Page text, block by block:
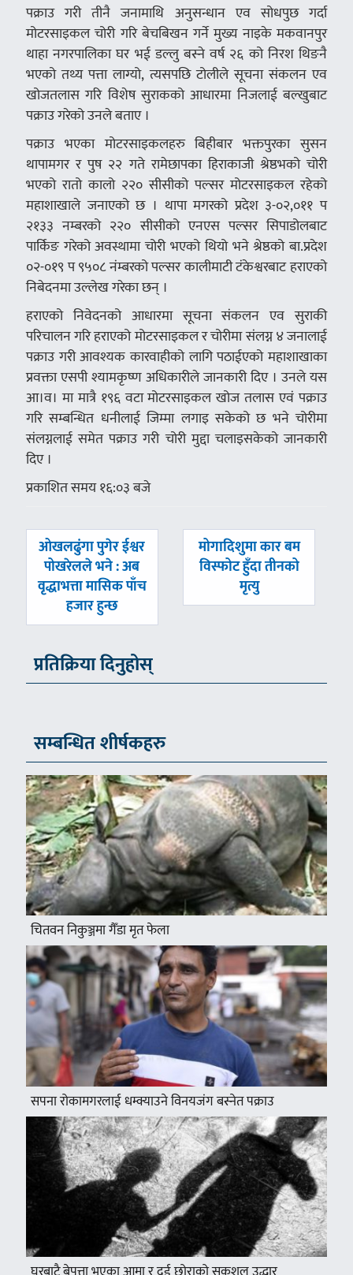
पक्राउ गरी तीनै जनामाथि अनुसन्धान एव सोधपुछ गर्दा
मोटरसाइकल चोरी गरि बेचबिखन गर्ने मुख्य नाइके मकवानपुर
थाहा नगरपालिका घर भई डल्लु बस्ने वर्ष २६ को निरश थिङनै
भएको तथ्य पत्ता लाग्यो, त्यसपछि टोलीले सूचना संकलन एव
खोजतलास गरि विशेष सुराकको आधारमा निजलाई बल्खुबाट
पक्राउ गरेको उनले बताए ।
पक्राउ भएका मोटरसाइकलहरु बिहीबार भक्तपुरका सुसन
थापामगर र पुष २२ गते रामेछापका हिराकाजी श्रेष्ठभको चोरी
भएको रातो कालो २२० सीसीको पल्सर मोटरसाइकल रहेको
महाशाखाले जनाएको छ । थापा मगरको प्रदेश ३-०२,०११ प
२१३३ नम्बरको २२० सीसीको एनएस पल्सर सिपाडोलबाट
पार्किङ गरेको अवस्थामा चोरी भएको थियो भने श्रेष्ठको बा.प्रदेश
०२-०१९ प ९५०८ नंम्बरको पल्सर कालीमाटी टंकेश्वरबाट हराएको
निबेदनमा उल्लेख गरेका छन् ।
हराएको निवेदनको आधारमा सूचना संकलन एव सुराकी
परिचालन गरि हराएको मोटरसाइकल र चोरीमा संलग्न ४ जनालाई
पक्राउ गरी आवश्यक कारवाहीको लागि पठाईएको महाशाखाका
प्रवक्ता एसपी श्यामकृष्ण अधिकारीले जानकारी दिए । उनले यस
आ।व। मा मात्रै १९६ वटा मोटरसाइकल खोज तलास एवं पक्राउ
गरि सम्बन्धित धनीलाई जिम्मा लगाइ सकेको छ भने चोरीमा
संलग्नलाई समेत पक्राउ गरी चोरी मुद्दा चलाइसकेको जानकारी
दिए ।
प्रकाशित समय १६:०३ बजे
पछिल्लाे
ओखलढुंगा पुगेर ईश्वर
पोखरेलले भने : अब
वृद्धाभत्ता मासिक पाँच
हजार हुन्छ
अघिल्लाे
-
मोगादिशुमा कार बम
विस्फोट हुँदा तीनको
मृत्यु
प्रतिक्रिया दिनुहोस्
सम्बन्धित शीर्षकहरु
चितवन निकुञ्जमा गैँडा मृत फेला
सपना रोकामगरलाई धम्क्याउने विनयजंग बस्नेत पक्राउ